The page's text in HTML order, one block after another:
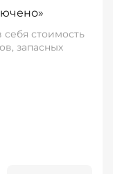
стоимость
запасных